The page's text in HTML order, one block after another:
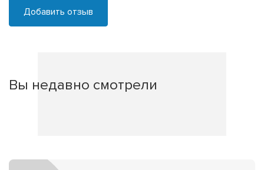
Добавить отзыв
Вы недавно смотрели